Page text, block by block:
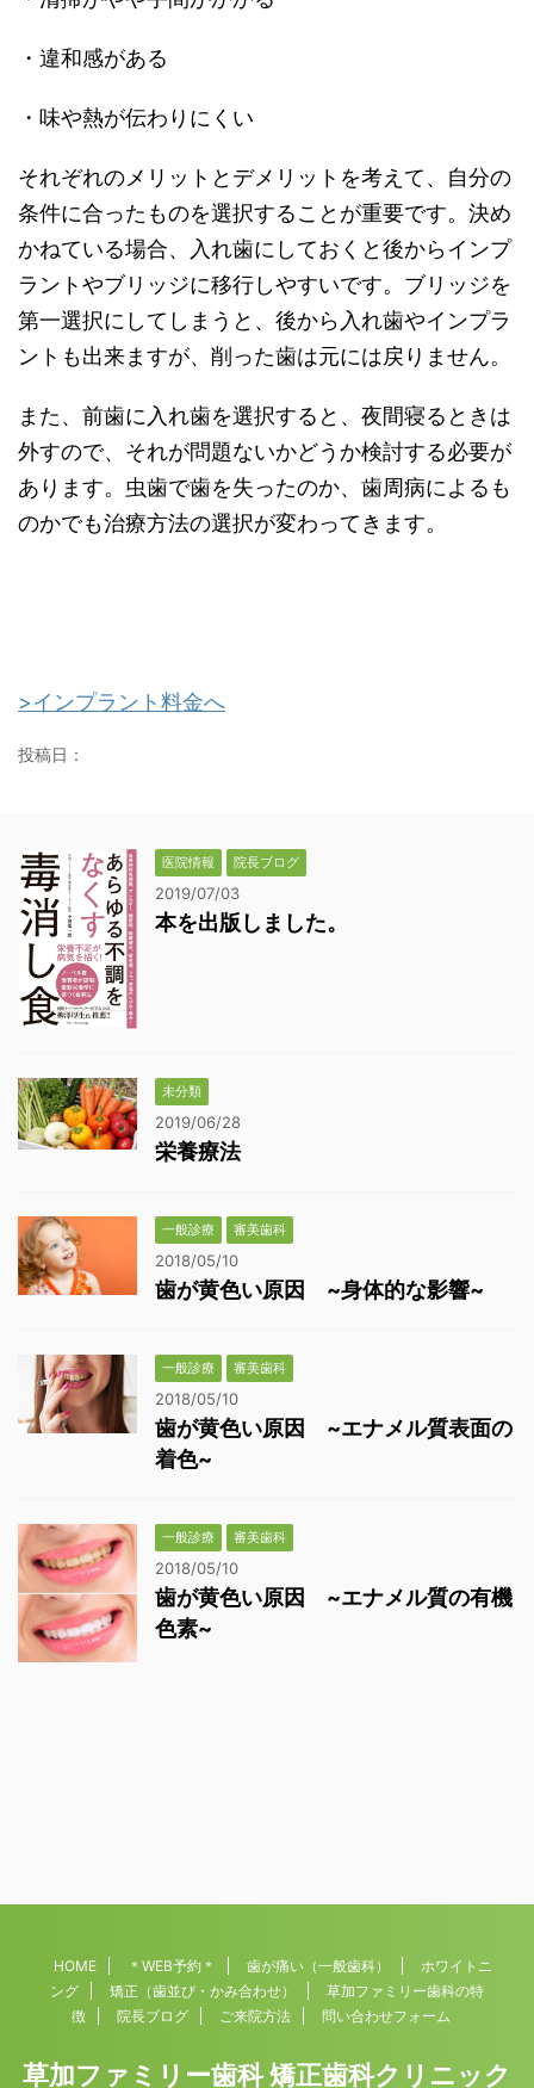
・違和感がある
・味や熱が伝わりにくい
それぞれのメリットとデメリットを考えて、自分の
条件に合ったものを選択することが重要です。決め
かねている場合、入れ歯にしておくと後からインプ
ラントやブリッジに移行しやすいです。ブリッジを
第一選択にしてしまうと、後から入れ歯やインプラ
ントも出来ますが、削った歯は元には戻りません。
また、前歯に入れ歯を選択すると、夜間寝るときは
外すので、それが問題ないかどうか検討する必要が
あります。虫歯で歯を失ったのか、歯周病によるも
のかでも治療方法の選択が変わってきます。
>インプラント料金へ
投稿日：
医院情報 院長ブログ
2019/07/03
本を出版しました。
未分類
2019/06/28
栄養療法
一般診療 審美歯科
2018/05/10
歯が黄色い原因 ~身体的な影響~
一般診療 審美歯科
2018/05/10
歯が黄色い原因 ~エナメル質表面の
着色~
一般診療 審美歯科
2018/05/10
歯が黄色い原因 ~エナメル質の有機
色素~
HOME ＊WEB予約＊ 歯が痛い（一般歯科）
ホワイトニ
ング
矯正（歯並び・かみ合わせ）
草加ファミリー歯科の特
徴
院長ブログ ご来院方法 問い合わせフォーム
草加ファミリー歯科 矯正歯科クリニック